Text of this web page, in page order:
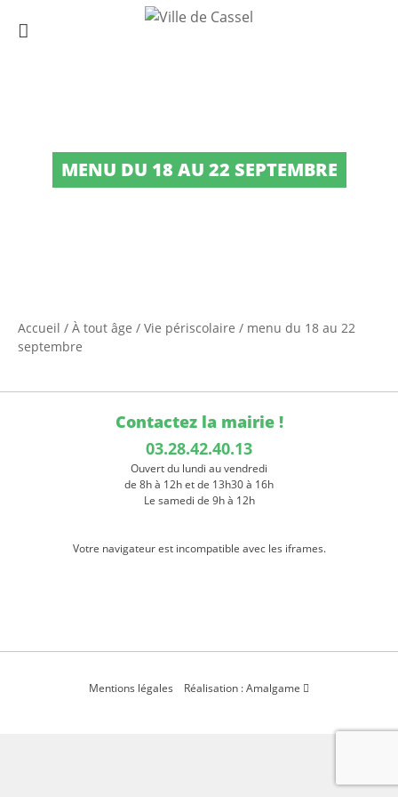
MENU DU 18 AU 22 SEPTEMBRE
Accueil / À tout âge / Vie périscolaire / menu du 18 au 22
septembre
Contactez la mairie !
03.28.42.40.13
Ouvert du lundi au vendredi
de 8h à 12h et de 13h30 à 16h
Le samedi de 9h à 12h
Votre navigateur est incompatible avec les iframes.
Mentions légales Réalisation : Amalgame